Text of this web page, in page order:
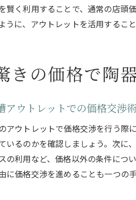
賢く利用することで、通常の店頭
うに、アウトレットを活用するこ
きの価格で陶
アウトレットでの価格交渉術
アウトレットで価格交渉を行う際
いるのかを確認しましょう。次に
の利用など、価格以外の条件につ
に価格交渉を進めることも一つの手